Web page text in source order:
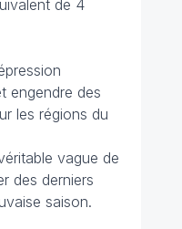
de 4
engendre des
les régions du
vague de
des derniers
saison.